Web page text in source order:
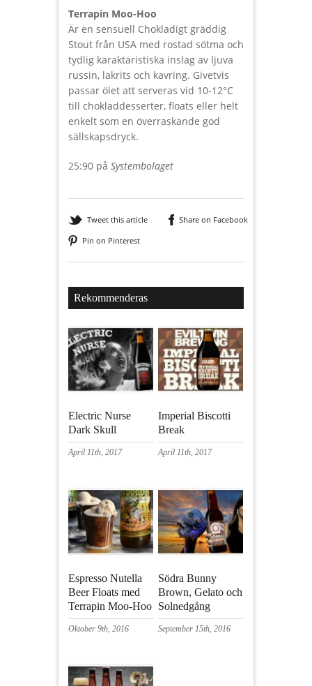
Terrapin Moo-Hoo
Är en sensuell Chokladigt gräddig
Stout från USA med rostad sötma och
tydlig karaktäristiska inslag av ljuva
russin, lakrits och kavring. Givetvis
passar ölet att serveras vid 10-12°C
till chokladdesserter, floats eller helt
enkelt som en överraskande god
sällskapsdryck.
25:90 på Systembolaget
Tweet this article
Share on Facebook
Pin on Pinterest
Rekommenderas
Electric Nurse
Dark Skull
April 11th, 2017
Imperial Biscotti
Break
April 11th, 2017
Espresso Nutella
Beer Floats med
Terrapin Moo-Hoo
Oktober 9th, 2016
Södra Bunny
Brown, Gelato och
Solnedgång
September 15th, 2016